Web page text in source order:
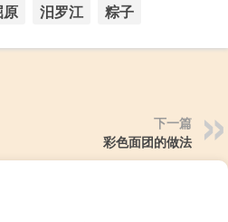
原 汨罗江 粽子
下一篇
彩色面团的做法